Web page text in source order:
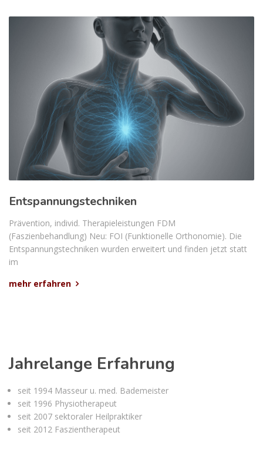
Entspannungstechniken
Prävention, individ. Therapieleistungen FDM
(Faszienbehandlung) Neu: FOI (Funktionelle Orthonomie). Die
Entspannungstechniken wurden erweitert und finden jetzt statt
im
mehr erfahren
Jahrelange Erfahrung
seit 1994 Masseur u. med. Bademeister
seit 1996 Physiotherapeut
seit 2007 sektoraler Heilpraktiker
seit 2012 Faszientherapeut